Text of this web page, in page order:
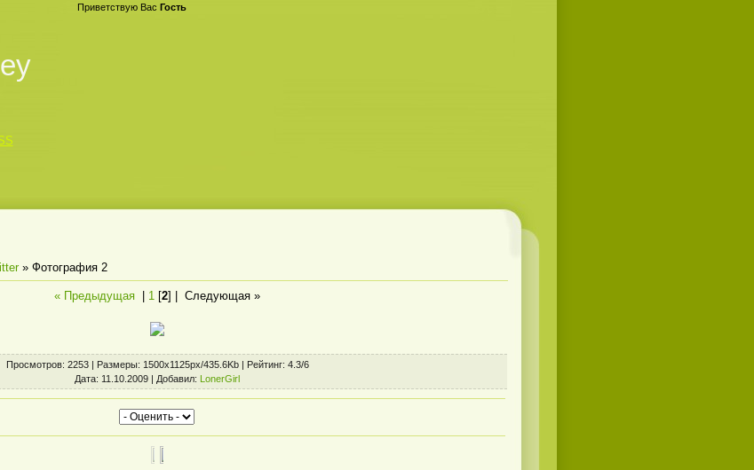
Приветствую Вас Гость
» Фотография 2
« Предыдущая 1 [2] | Следующая »
Просмотров: 2253 | Размеры: 1500x1125px/435.6Kb | Рейтинг: 4.3/6
Дата: 11.10.2009 | Добавил: LonerGirl